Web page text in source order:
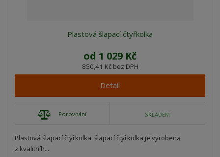
Plastová šlapací čtyřkolka
od 1 029 Kč
850,41 Kč bez DPH
Detail
Porovnání SKLADEM
Plastová šlapací čtyřkolka šlapací čtyřkolka je vyrobena
z kvalitníh...